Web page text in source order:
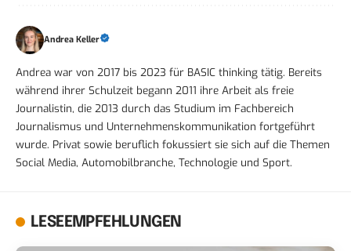
Andrea Keller
Andrea war von 2017 bis 2023 für BASIC thinking tätig. Bereits
während ihrer Schulzeit begann 2011 ihre Arbeit als freie
Journalistin, die 2013 durch das Studium im Fachbereich
Journalismus und Unternehmenskommunikation fortgeführt
wurde. Privat sowie beruflich fokussiert sie sich auf die Themen
Social Media, Automobilbranche, Technologie und Sport.
LESEEMPFEHLUNGEN